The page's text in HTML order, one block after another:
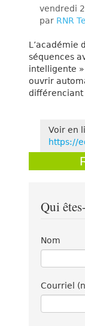
vendredi
par RNR
L’académie
séquences
intelligente
ouvrir
différenciant
Voir en
https://
Qui
Nom
Courriel